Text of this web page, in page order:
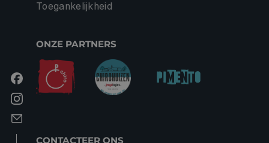
Toegankelijkheid
ONZE PARTNERS
CONTACTEER ONS